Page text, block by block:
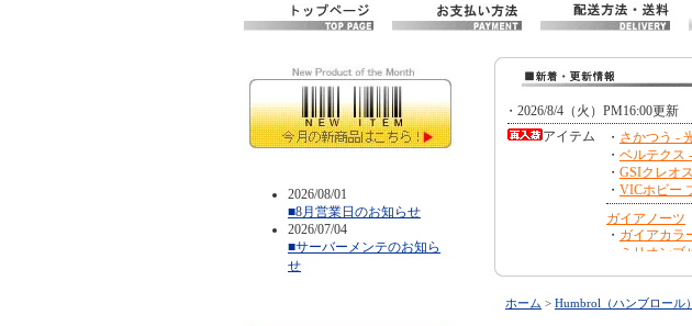
2026/08/01
■8月営業日のお知らせ
2026/07/04
■サーバーメンテのお知ら
せ
ホーム > Humbrol（ハンブロール）